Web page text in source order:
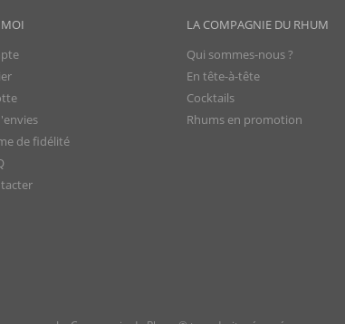
LA COMPAGNIE DU RHUM
Qui sommes-nous ?
En tête-à-tête
Cocktails
Rhums en promotion
MOI
de fidélité